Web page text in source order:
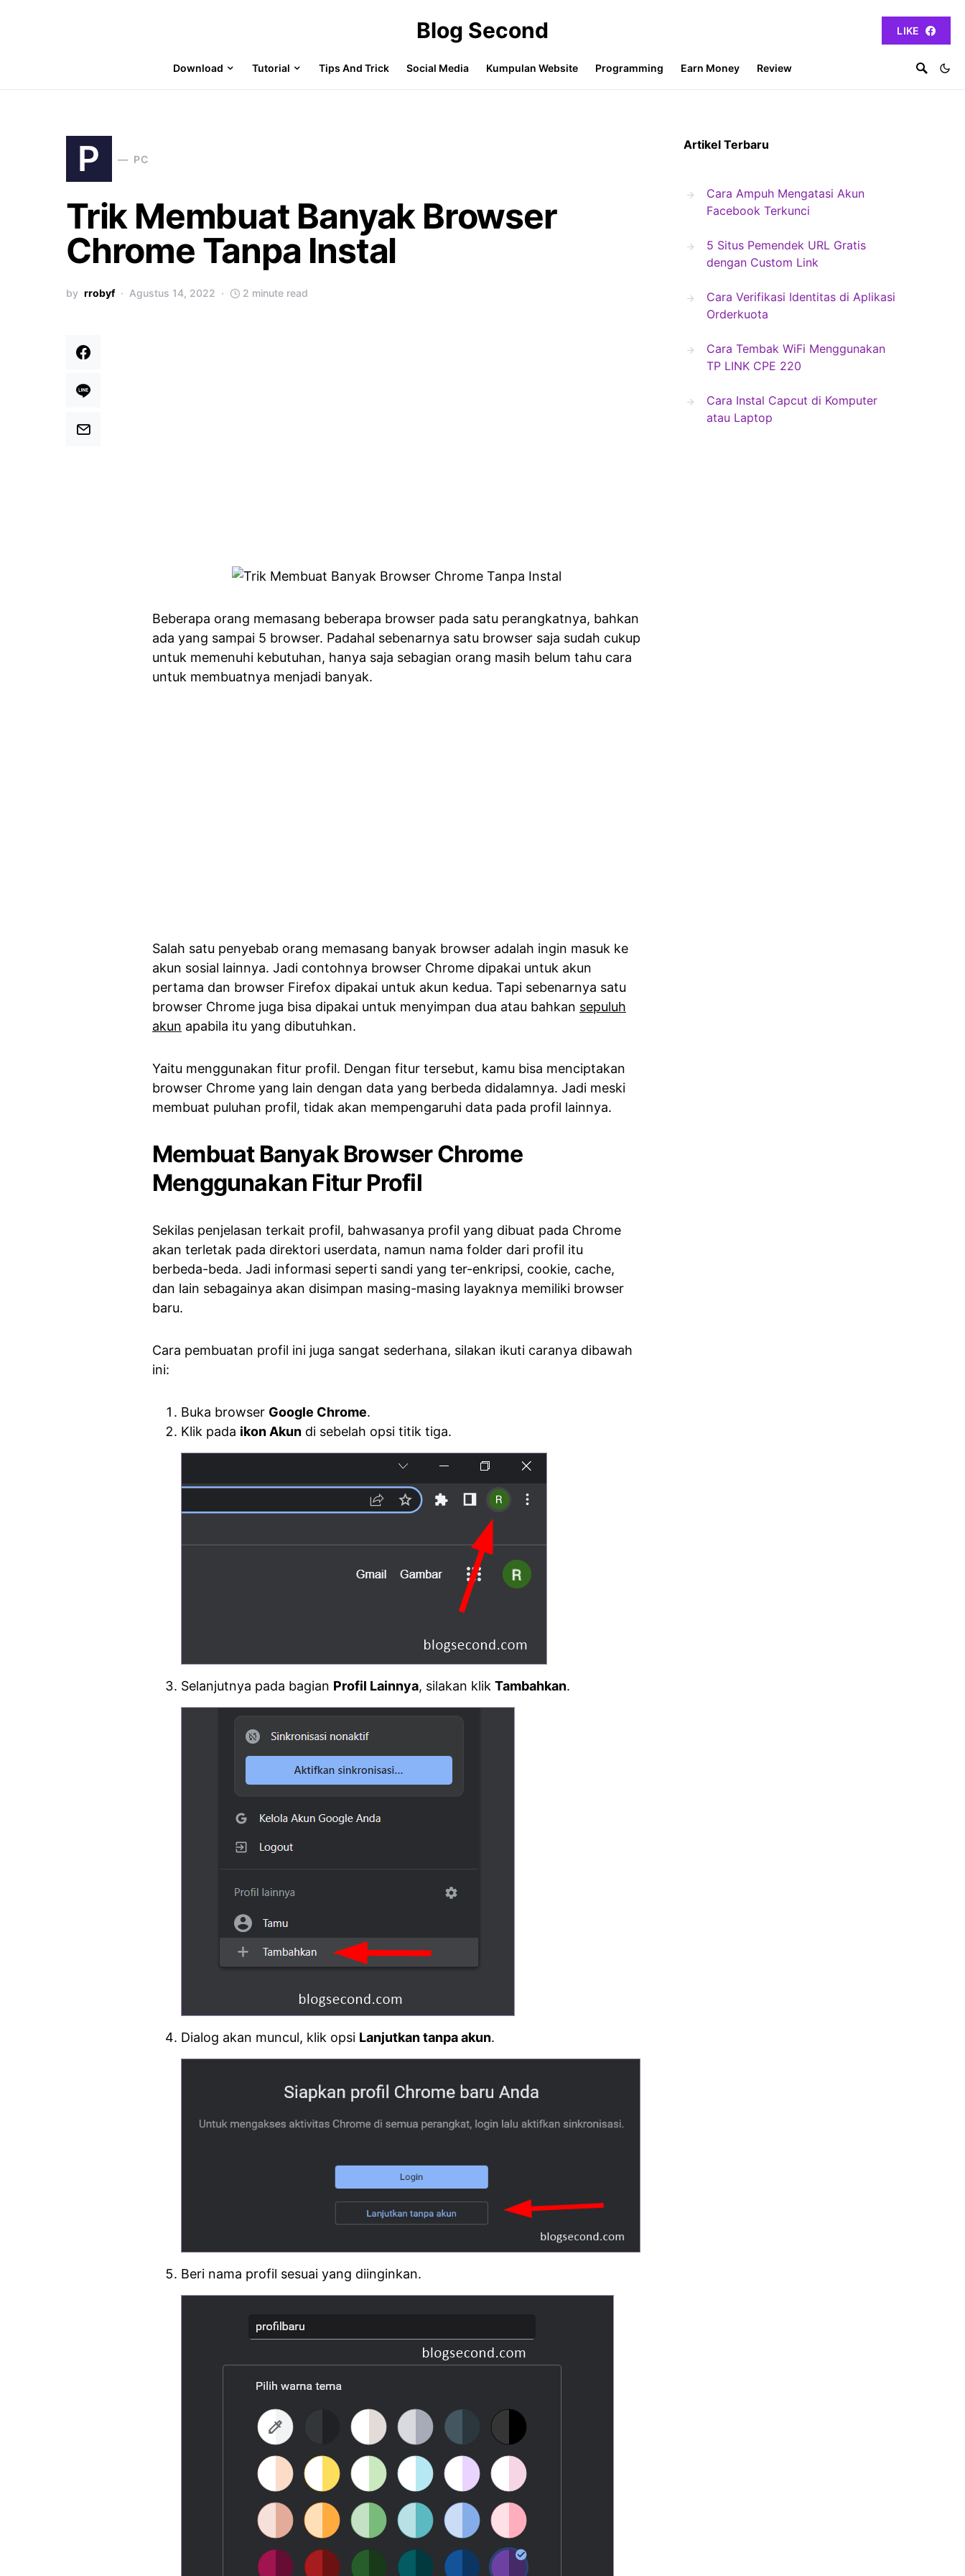
Blog Second LIKE
Download Tutorial Tips And Trick Social Media Kumpulan Website Programming Earn Money Review
P PC
Trik Membuat Banyak Browser
Chrome Tanpa Instal
by rrobyf Agustus 14, 2022 2 minute read
Beberapa orang memasang beberapa browser pada satu perangkatnya, bahkan
ada yang sampai 5 browser. Padahal sebenarnya satu browser saja sudah cukup
untuk memenuhi kebutuhan, hanya saja sebagian orang masih belum tahu cara
untuk membuatnya menjadi banyak.
Salah satu penyebab orang memasang banyak browser adalah ingin masuk ke
akun sosial lainnya. Jadi contohnya browser Chrome dipakai untuk akun
pertama dan browser Firefox dipakai untuk akun kedua. Tapi sebenarnya satu
browser Chrome juga bisa dipakai untuk menyimpan dua atau bahkan sepuluh
akun apabila itu yang dibutuhkan.
Yaitu menggunakan fitur profil. Dengan fitur tersebut, kamu bisa menciptakan
browser Chrome yang lain dengan data yang berbeda didalamnya. Jadi meski
membuat puluhan profil, tidak akan mempengaruhi data pada profil lainnya.
Membuat Banyak Browser Chrome
Menggunakan Fitur Profil
Sekilas penjelasan terkait profil, bahwasanya profil yang dibuat pada Chrome
akan terletak pada direktori userdata, namun nama folder dari profil itu
berbeda-beda. Jadi informasi seperti sandi yang ter-enkripsi, cookie, cache,
dan lain sebagainya akan disimpan masing-masing layaknya memiliki browser
baru.
Cara pembuatan profil ini juga sangat sederhana, silakan ikuti caranya dibawah
ini:
Buka browser Google Chrome.
Klik pada ikon Akun di sebelah opsi titik tiga.
Selanjutnya pada bagian Profil Lainnya, silakan klik Tambahkan.
Dialog akan muncul, klik opsi Lanjutkan tanpa akun.
Beri nama profil sesuai yang diinginkan.
Artikel Terbaru
Cara Ampuh Mengatasi Akun
Facebook Terkunci
5 Situs Pemendek URL Gratis
dengan Custom Link
Cara Verifikasi Identitas di Aplikasi
Orderkuota
Cara Tembak WiFi Menggunakan
TP LINK CPE 220
Cara Instal Capcut di Komputer
atau Laptop